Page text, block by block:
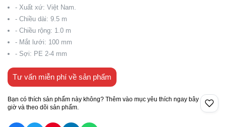
- Xuất xứ: Việt Nam.
- Chiều dài: 9.5 m
- Chiều rộng: 1.0 m
- Mắt lưới: 100 mm
- Sợi: PE 2-4 mm
Tư vấn miễn phí về sản phẩm
Bạn có thích sản phẩm này không? Thêm vào mục yêu thích ngay bây
giờ và theo dõi sản phẩm.